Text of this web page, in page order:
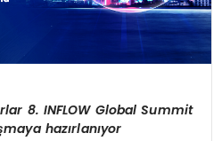
8. INFLOW Global Summit
hazırlanıyor